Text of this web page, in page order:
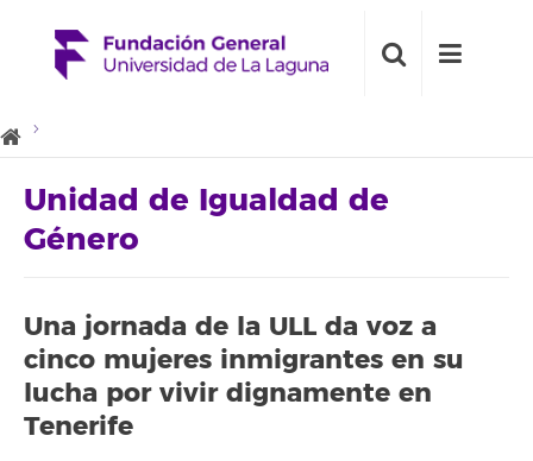
Unidad de Igualdad de
Género
Una jornada de la ULL da voz a
cinco mujeres inmigrantes en su
lucha por vivir dignamente en
Tenerife